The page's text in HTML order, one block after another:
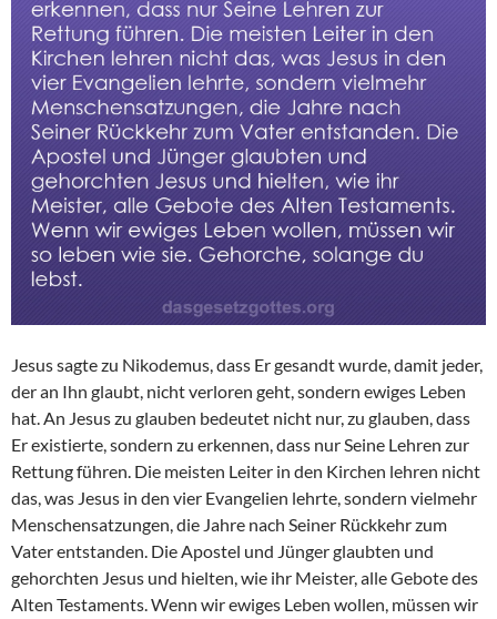
Jesus sagte zu Nikodemus, dass Er gesandt wurde, damit jeder,
der an Ihn glaubt, nicht verloren geht, sondern ewiges Leben
hat. An Jesus zu glauben bedeutet nicht nur, zu glauben, dass
Er existierte, sondern zu erkennen, dass nur Seine Lehren zur
Rettung führen. Die meisten Leiter in den Kirchen lehren nicht
das, was Jesus in den vier Evangelien lehrte, sondern vielmehr
Menschensatzungen, die Jahre nach Seiner Rückkehr zum
Vater entstanden. Die Apostel und Jünger glaubten und
gehorchten Jesus und hielten, wie ihr Meister, alle Gebote des
Alten Testaments. Wenn wir ewiges Leben wollen, müssen wir